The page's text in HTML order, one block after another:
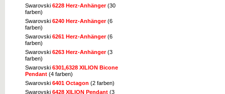
Swarovski 6228 Herz-Anhänger(30
farben)
Swarovski 6240 Herz-Anhänger(6
farben)
Swarovski 6261 Herz-Anhänger(6
farben)
Swarovski 6263 Herz-Anhänger(3
farben)
Swarovski 6301,6328 XILION Bicone
Pendant (4 farben)
Swarovski 6401 Octagon (2 farben)
Swarovski 6428 XILION Pendant (3